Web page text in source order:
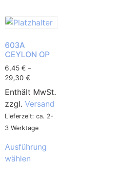
603A
CEYLON OP
6,45 € –
29,30 €
Enthält MwSt.
zzgl. Versand
Lieferzeit: ca. 2-
3 Werktage
Ausführung
wählen